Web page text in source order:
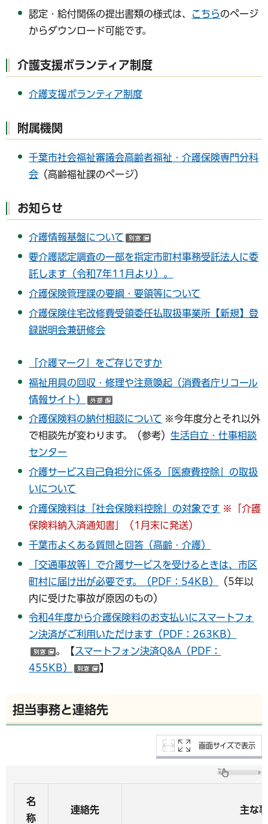
認定・給付関係の提出書類の様式は、 こちらのページ
からダウンロード可能です。
介護支援ボランティア制度
介護支援ボランティア制度
附属機関
千葉市社会福祉審議会高齢者福祉・介護保険専門分科
会 （高齢福祉課のページ）
お知らせ
介護情報基盤について
要介護認定調査の一部を指定市町村事務受託法人に委
託します（令和7年11月より）。
介護保険管理課の要綱・要領等について
介護保険住宅改修費受領委任払取扱事業所【新規】登
録説明会兼研修会
「介護マーク」をご存じですか
福祉用具の回収・修理や注意喚起（消費者庁リコール
情報サイト）
介護保険料の納付相談について ※今年度分とそれ以外
で相談先が変わります。（参考）生活自立・仕事相談
センター
介護サービス自己負担分に係る「医療費控除」の取扱
いについて
介護保険料は「社会保険料控除」の対象です ※「介護
保険料納入済通知書」（1月末に発送）
千葉市よくある質問と回答（高齢・介護）
「交通事故等」で介護サービスを受けるときは、市区
町村に届け出が必要です。（PDF：54KB）
（5年以
内に受けた事故が原因のもの）
令和4年度から介護保険料のお支払いにスマートフォ
ン決済がご利用いただけます（PDF：263KB）
（別ウインドウで開く）
。【 スマートフォン決済Q&A（PDF：
455KB）
（別ウインドウで開く）
】
担当事務と連絡先
画面サイズで表示
名
称
連絡先 主な